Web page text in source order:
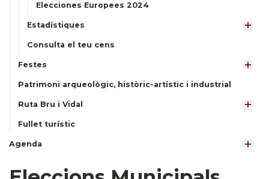
Elecciones Europees 2024
Estadístiques
Consulta el teu cens
Festes
Patrimoni arqueològic, històric-artístic i industrial
Ruta Bru i Vidal
Fullet turístic
Agenda